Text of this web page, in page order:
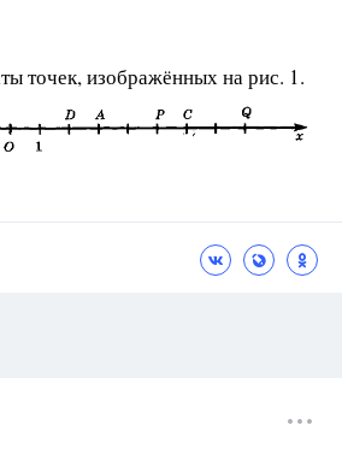
точек, изображённых на рис. 1.